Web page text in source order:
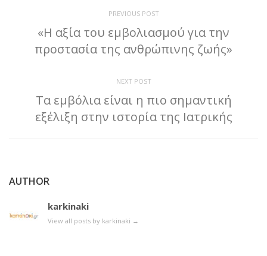
PREVIOUS POST
«Η αξία του εμβολιασμού για την
προστασία της ανθρώπινης ζωής»
NEXT POST
Τα εμβόλια είναι η πιο σημαντική
εξέλιξη στην ιστορία της Ιατρικής
AUTHOR
karkinaki
View all posts by karkinaki →